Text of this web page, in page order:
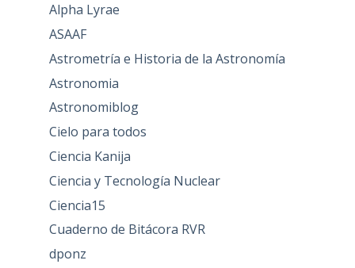
Alpha Lyrae
ASAAF
Astrometría e Historia de la Astronomía
Astronomia
Astronomiblog
Cielo para todos
Ciencia Kanija
Ciencia y Tecnología Nuclear
Ciencia15
Cuaderno de Bitácora RVR
dponz